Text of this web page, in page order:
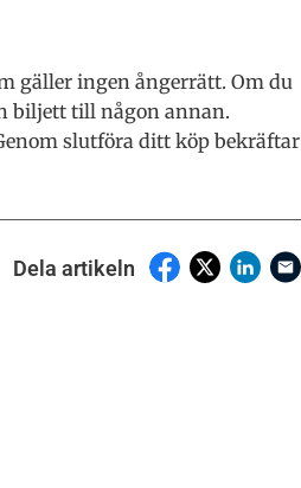
gäller ingen ångerrätt. Om du
biljett till någon annan.
slutföra ditt köp bekräftar
Dela artikeln